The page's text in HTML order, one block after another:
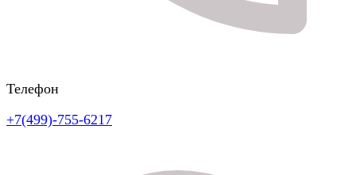
Телефон
+7(499)-755-6217